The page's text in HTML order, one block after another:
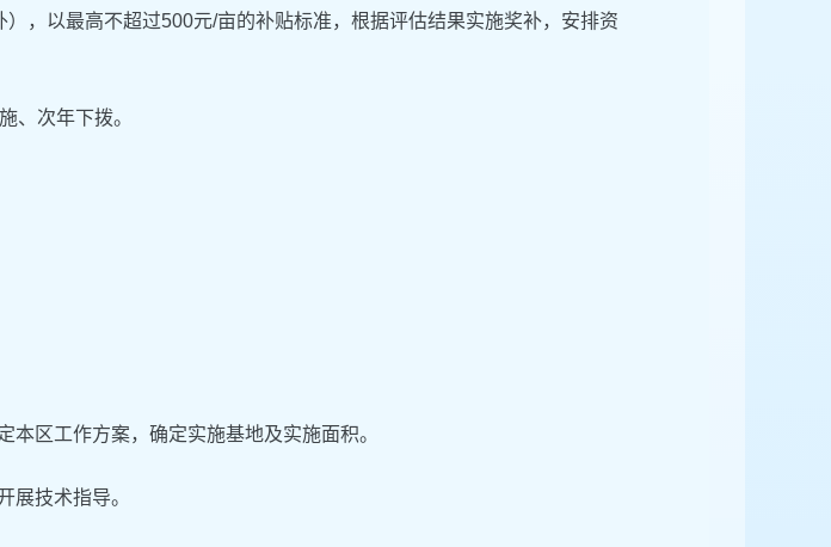
，以最高不超过500元/亩的补贴标准，根据评估结果实施奖补，安排资
、次年下拨。
区工作方案，确定实施基地及实施面积。
技术指导。